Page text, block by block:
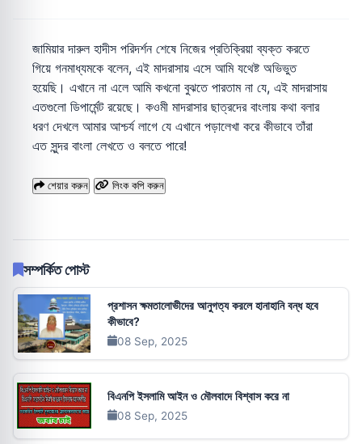
জামিয়ার দারুল হাদীস পরিদর্শন শেষে নিজের প্রতিক্রিয়া ব্যক্ত করতে
গিয়ে গনমাধ্যমকে বলেন, এই মাদরাসায় এসে আমি যথেষ্ট অভিভুত
হয়েছি। এখানে না এলে আমি কখনো বুঝতে পারতাম না যে, এই মাদরাসায়
এতগুলো ডিপার্মেন্ট রয়েছে। কওমী মাদরাসার ছাত্রদের বাংলায় কথা বলার
ধরণ দেখলে আমার আশ্চর্য লাগে যে এখানে পড়ালেখা করে কীভাবে তাঁরা
এত সুন্দর বাংলা লেখতে ও বলতে পারে!
শেয়ার করুন লিংক কপি করুন
সম্পর্কিত পোস্ট
প্রশাসন ক্ষমতালোভীদের আনুগত্য করলে হানাহানি বন্ধ হবে
কীভাবে?
08 Sep, 2025
বিএনপি ইসলামি আইন ও মৌলবাদে বিশ্বাস করে না
08 Sep, 2025